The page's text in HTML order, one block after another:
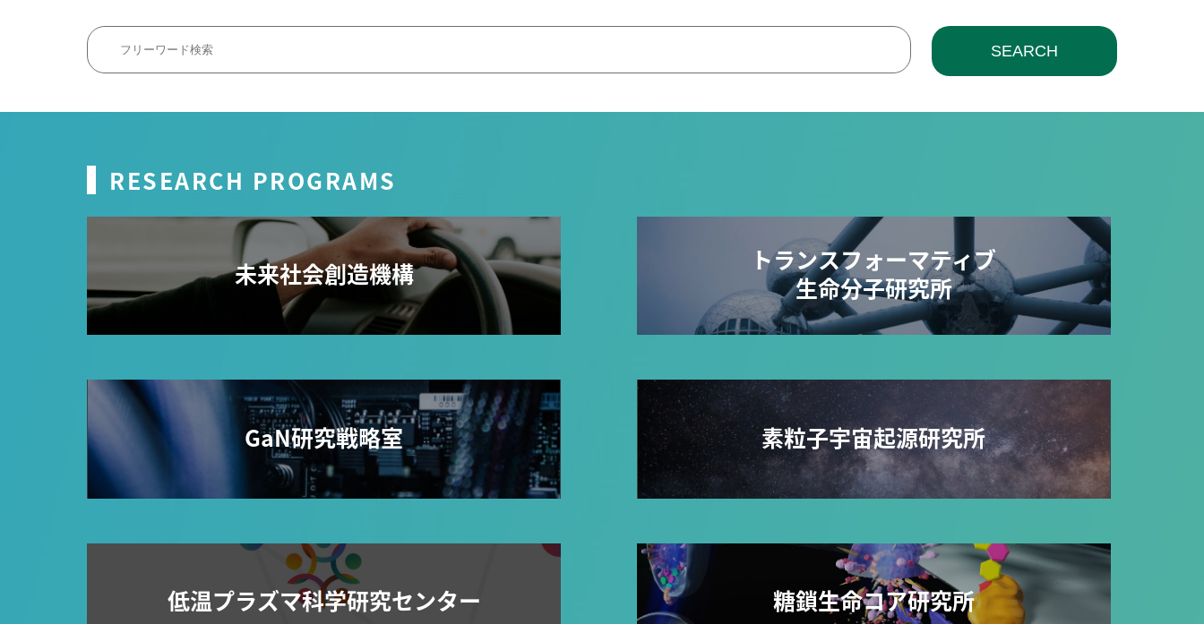
SEARCH
RESEARCH PROGRAMS
未来社会創造機構
トランスフォーマティブ
生命分子研究所
GaN研究戦略室 素粒子宇宙起源研究所
低温プラズマ科学研究センター 糖鎖生命コア研究所